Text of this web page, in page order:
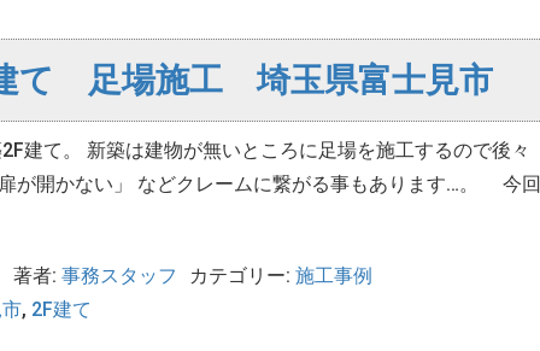
て 足場施工 埼玉県富士見市
建て。 新築は建物が無いところに足場を施工するので後々
が開かない」 などクレームに繋がる事もあります…。 今
著者: 事務スタッフ カテゴリー: 施工事例
, 2F建て